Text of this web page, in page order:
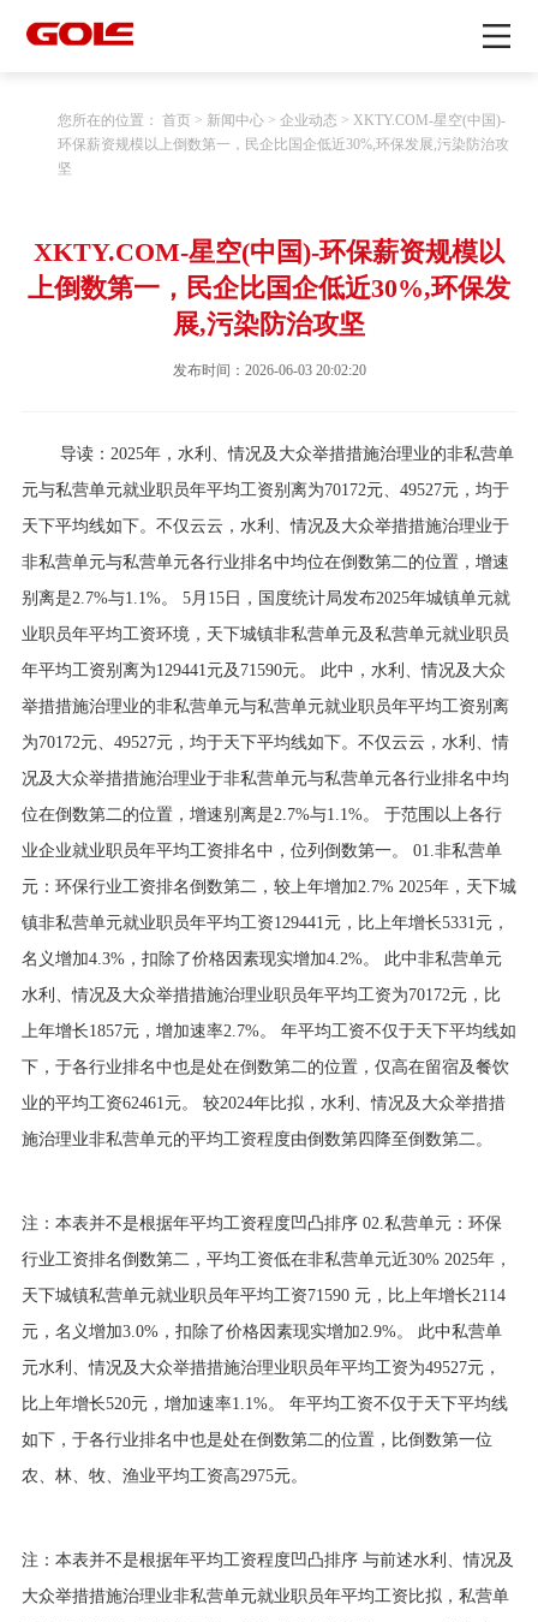
您所在的位置： 首页> 新闻中心> 企业动态 > XKTY.COM-星空(中国)-
环保薪资规模以上倒数第一，民企比国企低近30%,环保发展,污染防治攻
坚
XKTY.COM-星空(中国)-环保薪资规模以
上倒数第一，民企比国企低近30%,环保发
展,污染防治攻坚
发布时间：2026-06-03 20:02:20
导读：2025年，水利、情况及大众举措措施治理业的非私营单
元与私营单元就业职员年平均工资别离为70172元、49527元，均于
天下平均线如下。不仅云云，水利、情况及大众举措措施治理业于
非私营单元与私营单元各行业排名中均位在倒数第二的位置，增速
别离是2.7%与1.1%。 5月15日，国度统计局发布2025年城镇单元就
业职员年平均工资环境，天下城镇非私营单元及私营单元就业职员
年平均工资别离为129441元及71590元。 此中，水利、情况及大众
举措措施治理业的非私营单元与私营单元就业职员年平均工资别离
为70172元、49527元，均于天下平均线如下。不仅云云，水利、情
况及大众举措措施治理业于非私营单元与私营单元各行业排名中均
位在倒数第二的位置，增速别离是2.7%与1.1%。 于范围以上各行
业企业就业职员年平均工资排名中，位列倒数第一。 01.非私营单
元：环保行业工资排名倒数第二，较上年增加2.7% 2025年，天下城
镇非私营单元就业职员年平均工资129441元，比上年增长5331元，
名义增加4.3%，扣除了价格因素现实增加4.2%。 此中非私营单元
水利、情况及大众举措措施治理业职员年平均工资为70172元，比
上年增长1857元，增加速率2.7%。 年平均工资不仅于天下平均线如
下，于各行业排名中也是处在倒数第二的位置，仅高在留宿及餐饮
业的平均工资62461元。 较2024年比拟，水利、情况及大众举措措
施治理业非私营单元的平均工资程度由倒数第四降至倒数第二。
注：本表并不是根据年平均工资程度凹凸排序 02.私营单元：环保
行业工资排名倒数第二，平均工资低在非私营单元近30% 2025年，
天下城镇私营单元就业职员年平均工资71590 元，比上年增长2114
元，名义增加3.0%，扣除了价格因素现实增加2.9%。 此中私营单
元水利、情况及大众举措措施治理业职员年平均工资为49527元，
比上年增长520元，增加速率1.1%。 年平均工资不仅于天下平均线
如下，于各行业排名中也是处在倒数第二的位置，比倒数第一位
农、林、牧、渔业平均工资高2975元。
注：本表并不是根据年平均工资程度凹凸排序 与前述水利、情况及
大众举措措施治理业非私营单元就业职员年平均工资比拟，私营单